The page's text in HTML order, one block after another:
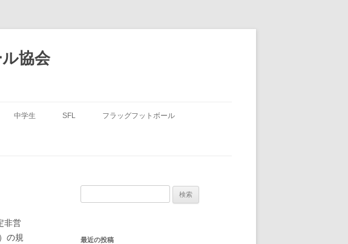
協会
中学生 SFL フラッグフットボール
非営
の規
最近の投稿